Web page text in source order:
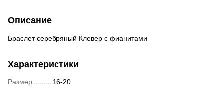
Описание
Браслет серебряный Клевер с фианитами
Характеристики
Размер 16-20